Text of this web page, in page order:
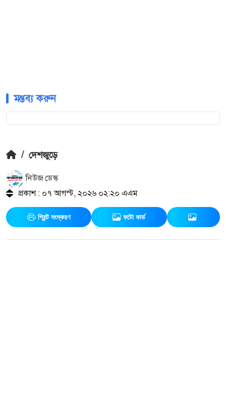
মন্তব্য করুন
/ দেশজুড়ে
নিউজ ডেস্ক
প্রকাশ : ০৭ আগস্ট, ২০২৬ ০২:২০ এএম
প্রিন্ট সংস্করণ ফটো কার্ড